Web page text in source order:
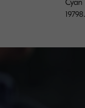
Cyan
19798.